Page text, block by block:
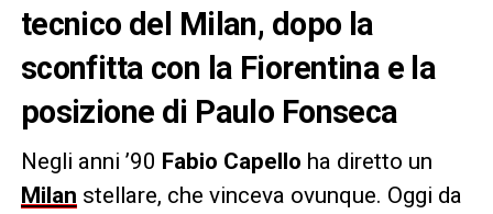
tecnico del Milan, dopo la
sconfitta con la Fiorentina e la
posizione di Paulo Fonseca
Negli anni ’90 Fabio Capello ha diretto un
Milan stellare, che vinceva ovunque. Oggi da